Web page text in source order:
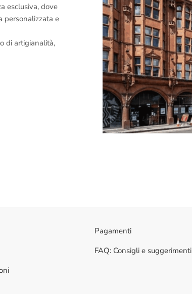
esclusiva, dove
personalizzata e
di artigianalità,
Pagamenti
FAQ: Consigli e suggerimenti